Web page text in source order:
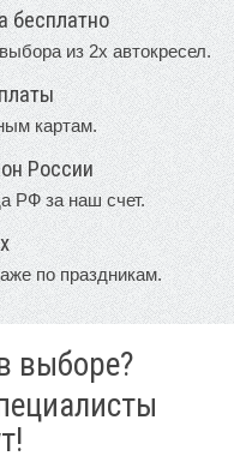
бесплатно
из 2х автокресел.
картам.
России
РФ за наш счет.
по праздникам.
выборе?